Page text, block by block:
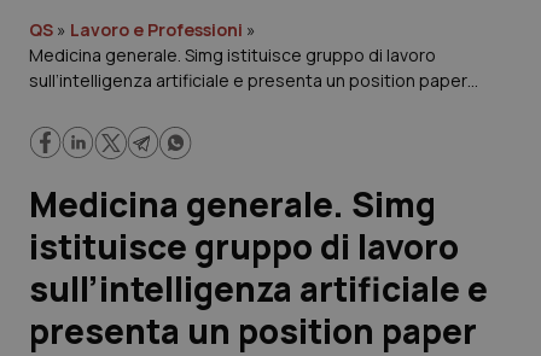
Governo e Parlamento
Regioni e Asl
Lavoro e Professioni
Scienza e Farmaci
Studi e Analisi
Lettere al direttore
QS » Lavoro e Professioni »
Medicina generale. Simg istituisce gruppo di lavoro
sull’intelligenza artificiale e presenta un position paper
Medicina generale. Simg
istituisce gruppo di lavoro
sull’intelligenza artificiale e
presenta un position paper